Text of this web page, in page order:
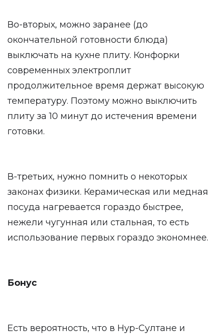
Во-вторых, можно заранее (до
окончательной готовности блюда)
выключать на кухне плиту. Конфорки
современных электроплит
продолжительное время держат высокую
температуру. Поэтому можно выключить
плиту за 10 минут до истечения времени
готовки.
В-третьих, нужно помнить о некоторых
законах физики. Керамическая или медная
посуда нагревается гораздо быстрее,
нежели чугунная или стальная, то есть
использование первых гораздо экономнее.
Бонус
Есть вероятность, что в Нур-Султане и